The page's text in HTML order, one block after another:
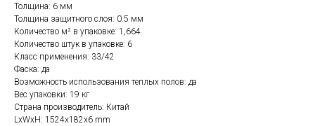
Толщина: 6 мм
Толщина защитного слоя: 0.5 мм
Количество м² в упаковке: 1,664
Количество штук в упаковке: 6
Класс применения: 33/42
Фаска: да
Возможность использования теплых полов: да
Вес упаковки: 19 кг
Страна производитель: Китай
LxWxH: 1524x182x6 mm